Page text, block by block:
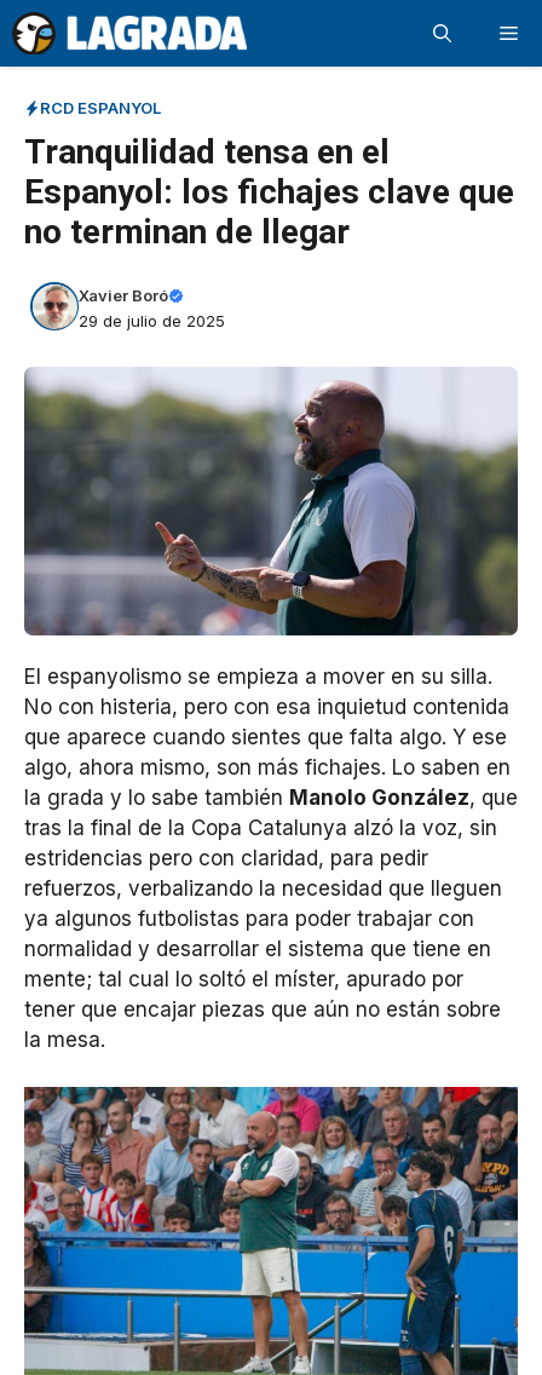
Saltar
al
contenido
RCD ESPANYOL
Tranquilidad tensa en el
Espanyol: los fichajes clave que
no terminan de llegar
Xavier Boró
29 de julio de 2025
El espanyolismo se empieza a mover en su silla.
No con histeria, pero con esa inquietud contenida
que aparece cuando sientes que falta algo. Y ese
algo, ahora mismo, son más fichajes. Lo saben en
la grada y lo sabe también Manolo González, que
tras la final de la Copa Catalunya alzó la voz, sin
estridencias pero con claridad, para pedir
refuerzos, verbalizando la necesidad que lleguen
ya algunos futbolistas para poder trabajar con
normalidad y desarrollar el sistema que tiene en
mente; tal cual lo soltó el míster, apurado por
tener que encajar piezas que aún no están sobre
la mesa.